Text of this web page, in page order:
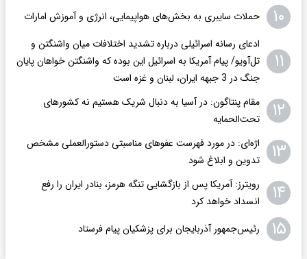
۱۰ حملات سایبری به بخش‌های هواپیمایی، انرژی و آموزش امارات
۱۱
ادعای رسانه اسرائیلی درباره تشدید اختلافات میان واشنگتن و
تل‌آویو/ پیام آمریکا به اسرائیل این بوده که واشنگتن خواهان پایان
جنگ در 3 جبهه ایران، لبنان و غزه است
۱۲
مقام پنتاگون: در آسیا به دنبال شریک هستیم نه کشورهای
تحت‌الحمایه
۱۳
اژه‌ای: در مورد فهرست عفوهای مناسبتی دستورالعملی مشخص
تدوین و ابلاغ شود
۱۴
رویترز: آمریکا پس از بازگشایی تنگه هرمز، بنادر ایران را رفع
انسداد خواهد کرد
۱۵ رئیس‌جمهور آذربایجان برای پزشکیان پیام فرستاد